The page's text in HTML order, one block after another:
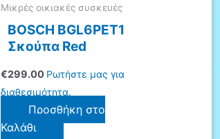
Μικρές οικιακές συσκευές
BOSCH BGL6PET1
Σκούπα Red
€299.00 Ρωτήστε μας για
διαθεσιμότητα.
Προσθήκη στο
Καλάθι